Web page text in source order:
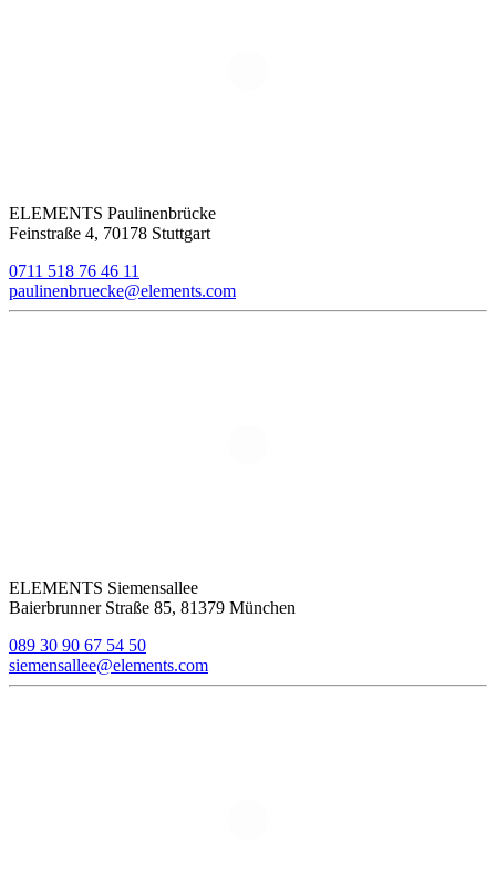
ELEMENTS Paulinenbrücke
Feinstraße 4, 70178 Stuttgart
0711 518 76 46 11
paulinenbruecke@elements.com
ELEMENTS Siemensallee
Baierbrunner Straße 85, 81379 München
089 30 90 67 54 50
siemensallee@elements.com